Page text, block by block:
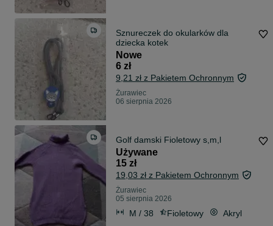
Sznureczek do okularków dla
dziecka kotek
Nowe
6 zł
9,21 zł z Pakietem Ochronnym
Żurawiec
06 sierpnia 2026
Golf damski Fioletowy s,m,l
Używane
15 zł
19,03 zł z Pakietem Ochronnym
Żurawiec
05 sierpnia 2026
M / 38 Fioletowy Akryl